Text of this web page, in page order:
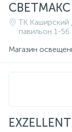
СВЕТМАКС
ТК Каширский
павильон 1-56
Магазин